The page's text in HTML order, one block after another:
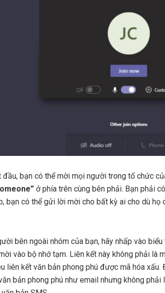
đầu, bạn có thể mời mọi người trong tổ chức
ở phía trên cùng bên phải. Bạn phải
bạn có thể gửi lời mời cho bất kỳ ai cho dù
bên ngoài nhóm của bạn, hãy nhấp vào
vào bộ nhớ tạm. Liên kết này không phải là
liên kết văn bản phong phú được mã hóa xấu.
bản phong phú như email nhưng không